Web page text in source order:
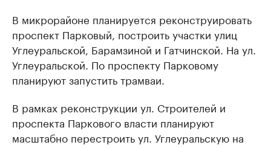
В микрорайоне планируется реконструировать
проспект Парковый, построить участки улиц
Углеуральской, Барамзиной и Гатчинской. На ул.
Углеуральской. По проспекту Парковому
планируют запустить трамваи.
В рамках реконструкции ул. Строителей и
проспекта Паркового власти планируют
масштабно перестроить ул. Углеуральскую на